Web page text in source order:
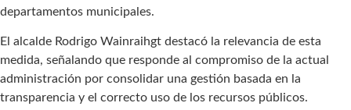
departamentos municipales.
El alcalde Rodrigo Wainraihgt destacó la relevancia de esta
medida, señalando que responde al compromiso de la actual
administración por consolidar una gestión basada en la
transparencia y el correcto uso de los recursos públicos.